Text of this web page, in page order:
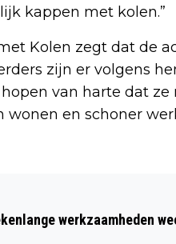
kappen met kolen.”
Kolen zegt dat de
zijn er volgens
van harte dat
en schoner
14:
werkzaamheden